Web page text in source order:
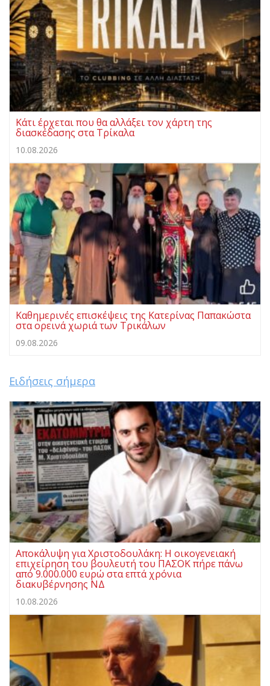
Κάτι έρχεται που θα αλλάξει τον χάρτη της
διασκέδασης στα Τρίκαλα
10.08.2026
Καθημερινές επισκέψεις της Κατερίνας Παπακώστα
στα ορεινά χωριά των Τρικάλων
09.08.2026
Ειδήσεις σήμερα
Αποκάλυψη για Χριστοδουλάκη: Η οικογενειακή
επιχείρηση του βουλευτή του ΠΑΣΟΚ πήρε πάνω
από 9.000.000 ευρώ στα επτά χρόνια
διακυβέρνησης ΝΔ
10.08.2026